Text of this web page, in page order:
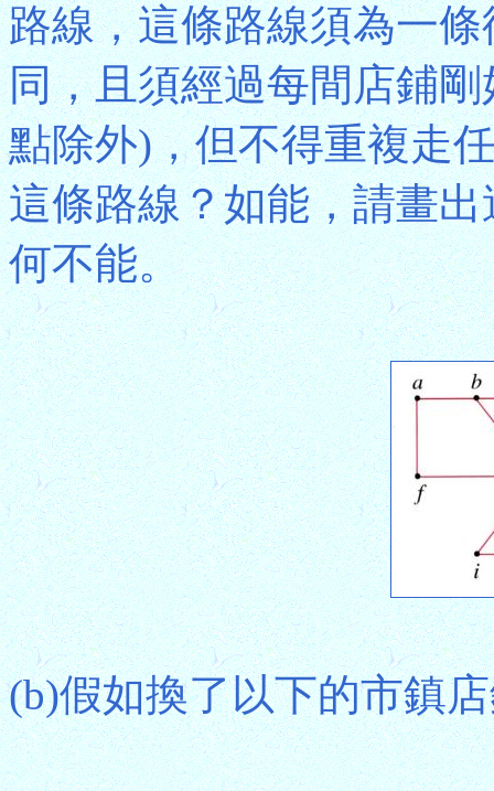
路線，這條路線須為一
同，且須經過每間店鋪
點除外)，但不得重複走
這條路線？如能，請畫
何不能。
(b)假如換了以下的市鎮